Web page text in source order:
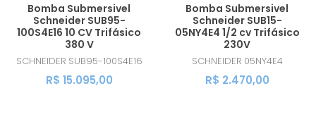
Bomba Submersivel
Schneider SUB95-
100S4E16 10 CV Trifásico
380 V
SCHNEIDER SUB95-100S4E16
R$ 15.095,00
Bomba Submersivel
Schneider SUB15-
05NY4E4 1/2 cv Trifásico
230V
SCHNEIDER 05NY4E4
R$ 2.470,00